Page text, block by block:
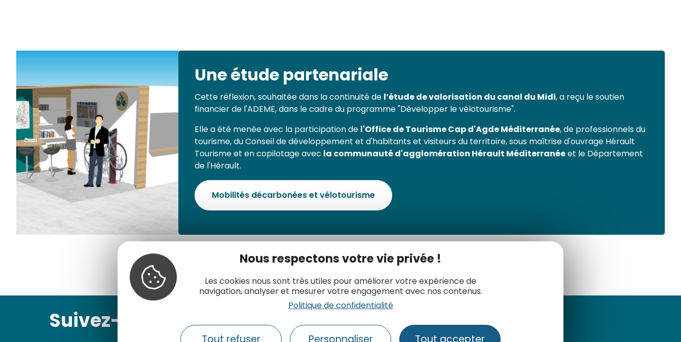
Nous respectons votre vie privée !
Les cookies nous sont très utiles pour améliorer votre expérience de
navigation, analyser et mesurer votre engagement avec nos contenus.
Politique de confidentialité
Une étude partenariale
Cette réflexion, souhaitée dans la continuité de l’étude de valorisation du canal du Midi, a reçu le soutien
financier de l'ADEME, dans le cadre du programme "Développer le vélotourisme".
Elle a été menée avec la participation de l'Office de Tourisme Cap d'Agde Méditerranée, de professionnels du
tourisme, du Conseil de développement et d'habitants et visiteurs du territoire, sous maîtrise d'ouvrage Hérault
Tourisme et en copilotage avec la communauté d'agglomération Hérault Méditerranéeet le Département
de l'Hérault.
Mobilités décarbonées et vélotourisme
Suivez-nous